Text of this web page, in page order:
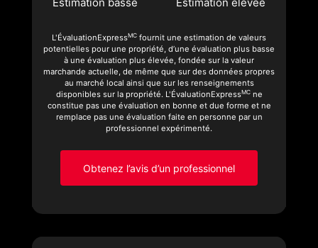
Estimation basse Estimation élevée
L'ÉvaluationExpressMC fournit une estimation de valeurs
potentielles pour une propriété, d’une évaluation plus basse
à une évaluation plus élevée, fondée sur la valeur
marchande actuelle, de même que sur des données propres
au marché local ainsi que sur les renseignements
disponibles sur la propriété. L'ÉvaluationExpressMCne
constitue pas une évaluation en bonne et due forme et ne
remplace pas une évaluation faite en personne par un
professionnel expérimenté.
Obtenez l’avis d’un professionnel